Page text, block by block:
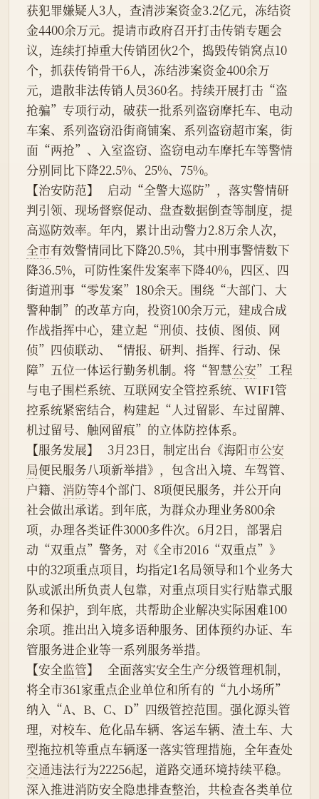
获犯罪嫌疑人3人，查清涉案资金3.2亿元，冻结资
金4400余万元。提请市政府召开打击传销专题会
议，连续打掉重大传销团伙2个，捣毁传销窝点10
个，抓获传销骨干6人，冻结涉案资金400余万
元，遣散非法传销人员360名。持续开展打击“盗
抢骗”专项行动，破获一批系列盗窃摩托车、电动
车案、系列盗窃沿街商铺案、系列盗窃超市案，街
面“两抢”、入室盗窃、盗窃电动车摩托车等警情
分别同比下降22.5%、25%、75%。
【治安防范】   启动“全警大巡防”，落实警情研
判引领、现场督察促动、盘查数据倒查等制度，提
高巡防效率。年内，累计出动警力2.8万余人次，
全市有效警情同比下降20.5%，其中刑事警情数下
降36.5%，可防性案件发案率下降40%，四区、四
街道刑事“零发案”180余天。围绕“大部门、大
警种制”的改革方向，投资100余万元，建成合成
作战指挥中心，建立起“刑侦、技侦、图侦、网
侦”四侦联动、“情报、研判、指挥、行动、保
障”五位一体运行勤务机制。将“智慧公安”工程
与电子围栏系统、互联网安全管控系统、WIFI管
控系统紧密结合，构建起“人过留影、车过留牌、
机过留号、触网留痕”的立体防控体系。
【服务发展】   3月23日，制定出台《海阳市公安
局便民服务八项新举措》，包含出入境、车驾管、
户籍、 消防等4个部门、8项便民服务，并公开向
社会做出承诺。到年底，为群众办理业务800余
项，办理各类证件3000多件次。6月2日，部署启
动“双重点”警务，对《全市2016“双重点”》
中的32项重点项目，均指定1名局领导和1个业务大
队或派出所负责人包靠，对重点项目实行贴靠式服
务和保护，到年底，共帮助企业解决实际困难100
余项。推出出入境多语种服务、团体预约办证、车
管服务进企业等一系列服务举措。
【安全监管】   全面落实安全生产分级管理机制，
将全市361家重点企业单位和所有的“九小场所”
纳入“A、B、C、D”四级管控范围。强化源头管
理，对校车、危化品车辆、客运车辆、渣土车、大
型拖拉机等重点车辆逐一落实管理措施，全年查处
交通违法行为22256起，道路交通环境持续平稳。
深入推进消防安全隐患排查整治，共检查各类单位